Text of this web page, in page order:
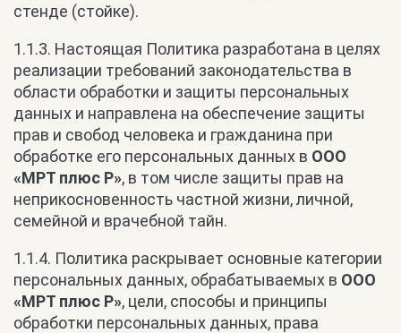
стенде (стойке).
1.1.3. Настоящая Политика разработана в целях
реализации требований законодательства в
области обработки и защиты персональных
данных и направлена на обеспечение защиты
прав и свобод человека и гражданина при
обработке его персональных данных в ООО
«МРТ плюс Р», в том числе защиты прав на
неприкосновенность частной жизни, личной,
семейной и врачебной тайн.
1.1.4. Политика раскрывает основные категории
персональных данных, обрабатываемых в ООО
«МРТ плюс Р», цели, способы и принципы
обработки персональных данных, права